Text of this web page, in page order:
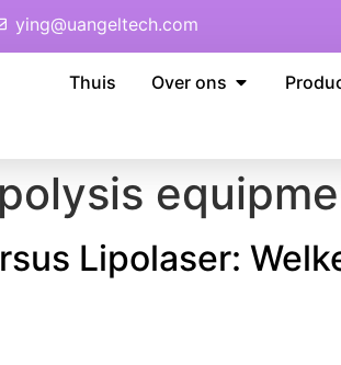
ying@uangeltech.com
Thuis Over ons
Lipolaser: